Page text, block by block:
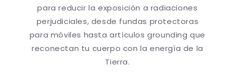
para reducir la exposición a radiaciones
perjudiciales, desde fundas protectoras
para móviles hasta artículos grounding que
reconectan tu cuerpo con la energía de la
Tierra.